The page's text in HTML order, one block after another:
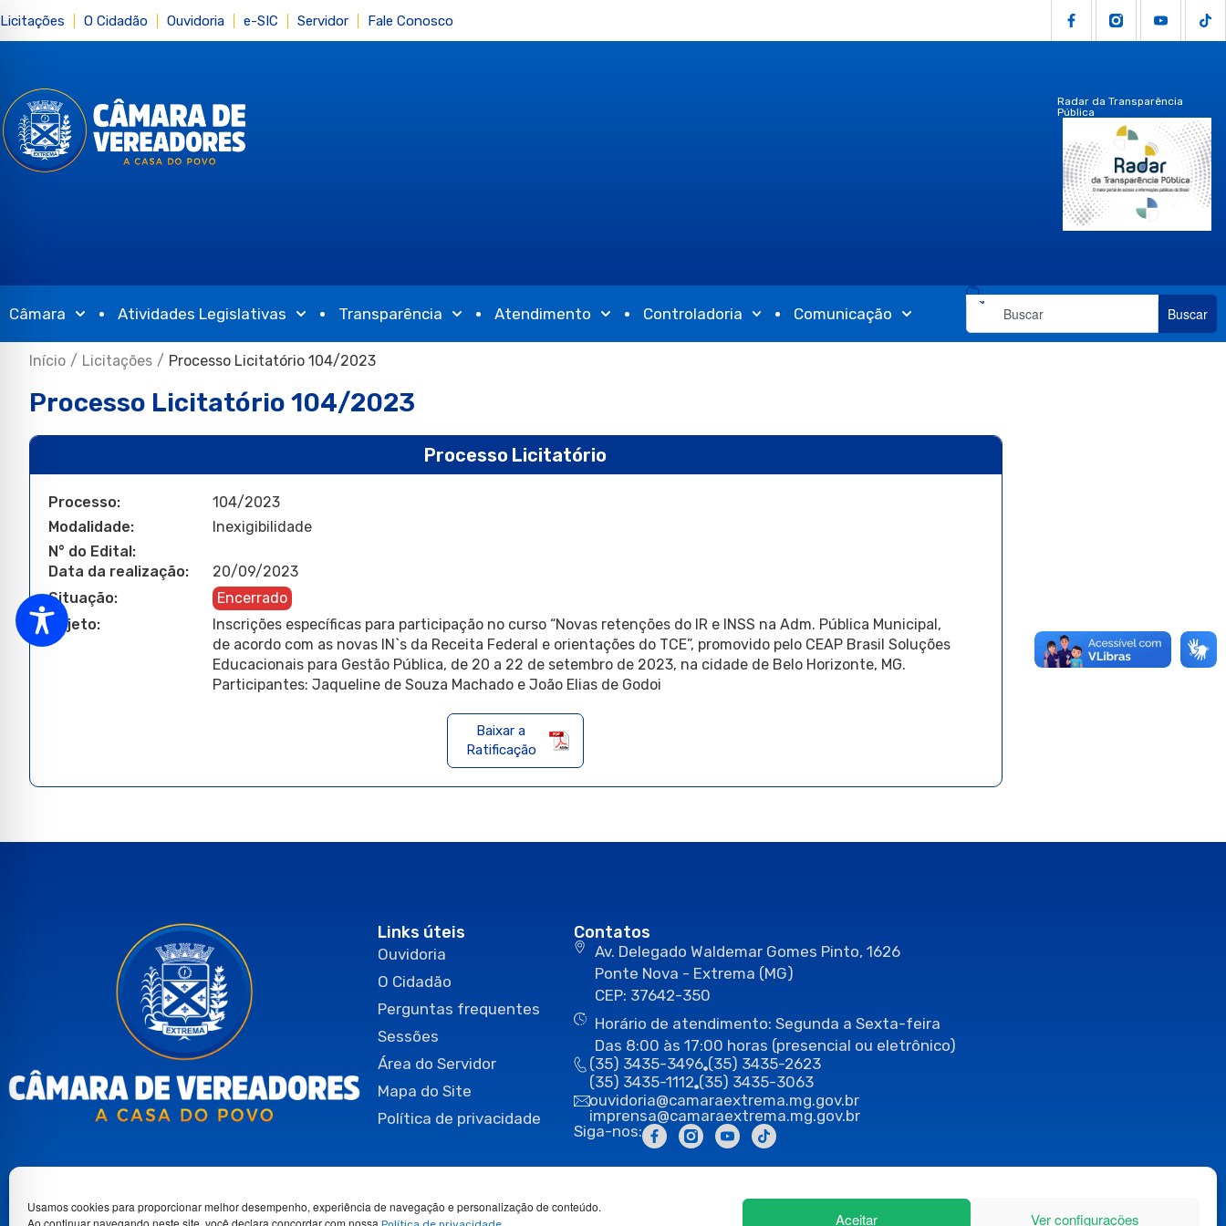
Usamos cookies para proporcionar melhor desempenho, experiência de navegação e personalização de conteúdo.
Ao continuar navegando neste site, você declara concordar com nossa
Aceitar Ver configurações
Licitações O Cidadão Ouvidoria e-SIC Servidor Fale Conosco
Radar da Transparência
Pública
Câmara Atividades Legislativas Transparência Atendimento Controladoria Comunicação Buscar
Início / Licitações / Processo Licitatório 104/2023
Processo Licitatório 104/2023
Processo Licitatório
Processo:
104/2023
Modalidade:
Inexigibilidade
N° do Edital:
Data da realização:
20/09/2023
Situação:
Encerrado
Objeto:
Inscrições específicas para participação no curso “Novas retenções do IR e INSS na Adm. Pública Municipal,
de acordo com as novas IN`s da Receita Federal e orientações do TCE”, promovido pelo CEAP Brasil Soluções
Educacionais para Gestão Pública, de 20 a 22 de setembro de 2023, na cidade de Belo Horizonte, MG.
Participantes: Jaqueline de Souza Machado e João Elias de Godoi
Baixar a
Ratificação
Links úteis
Ouvidoria
O Cidadão
Perguntas frequentes
Sessões
Área do Servidor
Mapa do Site
Política de privacidade
Contatos
Av. Delegado Waldemar Gomes Pinto, 1626
Ponte Nova - Extrema (MG)
CEP: 37642-350
Horário de atendimento: Segunda a Sexta-feira
Das 8:00 às 17:00 horas (presencial ou eletrônico)
(35) 3435-3496 (35) 3435-2623
(35) 3435-1112 (35) 3435-3063
ouvidoria@camaraextrema.mg.gov.br
imprensa@camaraextrema.mg.gov.br
Siga-nos: